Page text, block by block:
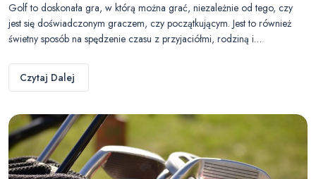
Golf to doskonała gra, w którą można grać, niezależnie od tego, czy
jest się doświadczonym graczem, czy początkującym. Jest to również
świetny sposób na spędzenie czasu z przyjaciółmi, rodziną i…
Czytaj Dalej